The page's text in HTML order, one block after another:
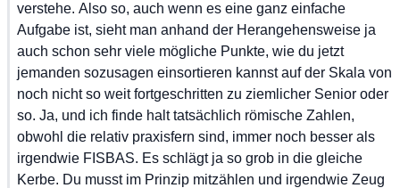
verstehe. Also so, auch wenn es eine ganz einfache
Aufgabe ist, sieht man anhand der Herangehensweise ja
auch schon sehr viele mögliche Punkte, wie du jetzt
jemanden sozusagen einsortieren kannst auf der Skala von
noch nicht so weit fortgeschritten zu ziemlicher Senior oder
so. Ja, und ich finde halt tatsächlich römische Zahlen,
obwohl die relativ praxisfern sind, immer noch besser als
irgendwie FISBAS. Es schlägt ja so grob in die gleiche
Kerbe. Du musst im Prinzip mitzählen und irgendwie Zeug